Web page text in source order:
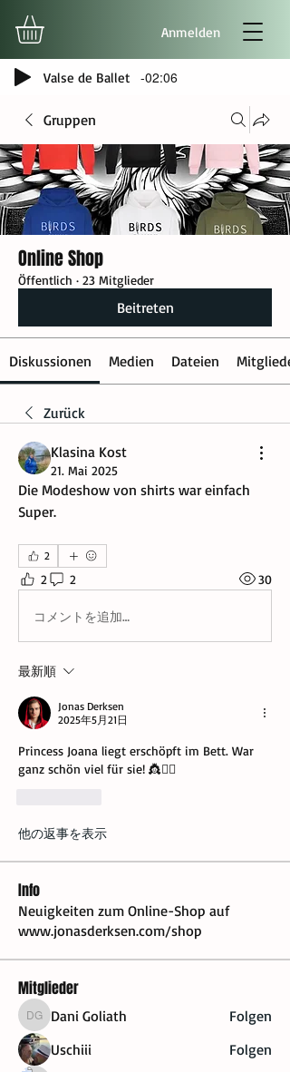
Anmelden
Valse de Ballet -02:06
Gruppen
Online Shop
Öffentlich · 23 Mitglieder
Beitreten
Diskussionen Medien Dateien Mitglieder
Zurück
Klasina Kost
21. Mai 2025
Die Modeshow von shirts war einfach
Super.
2
2 2 30
コメントを追加…
最新順
Jonas Derksen
2025年5月21日
Princess Joana liegt erschöpft im Bett. War
ganz schön viel für sie! 👸💁‍♀️
他の返事を表示
Info
Neuigkeiten zum Online-Shop auf
www.jonasderksen.com/shop
Mitglieder
Dani Goliath
Dani Goliath
Folgen
Uschiii
Folgen